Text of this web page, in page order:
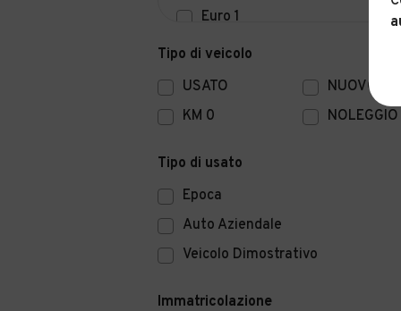
Euro 1
Euro 0
Tipo di veicolo
USATO
NUOVO
KM 0
NOLEGGIO
Tipo di usato
Epoca
Auto Aziendale
Veicolo Dimostrativo
Immatricolazione